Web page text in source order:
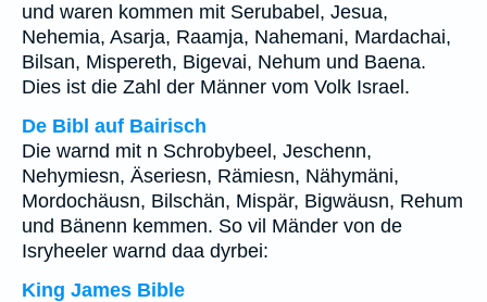
und waren kommen mit Serubabel, Jesua,
Nehemia, Asarja, Raamja, Nahemani, Mardachai,
Bilsan, Mispereth, Bigevai, Nehum und Baena.
Dies ist die Zahl der Männer vom Volk Israel.
De Bibl auf Bairisch
Die warnd mit n Schrobybeel, Jeschenn,
Nehymiesn, Äseriesn, Rämiesn, Nähymäni,
Mordochäusn, Bilschän, Mispär, Bigwäusn, Rehum
und Bänenn kemmen. So vil Mänder von de
Isryheeler warnd daa dyrbei:
King James Bible